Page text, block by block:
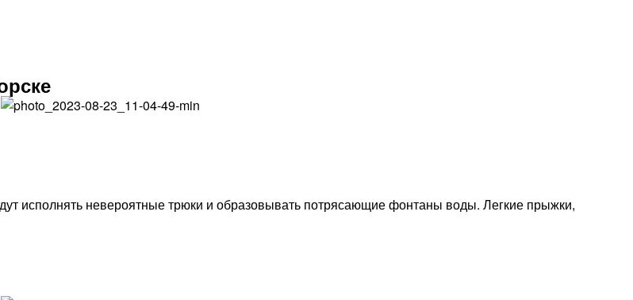
исполнять невероятные трюки и образовывать потрясающие фонтаны воды. Легкие прыжки,